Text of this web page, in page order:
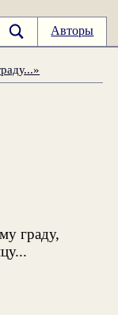
Авторы
граду,